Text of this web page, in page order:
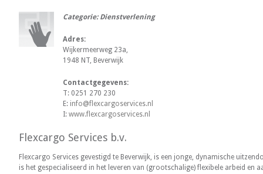
Categorie: Dienstverlening
Adres:
Wijkermeerweg 23a,
1948 NT, Beverwijk
Contactgegevens:
T: 0251 270 230
E: info@flexcargoservices.nl
I: www.flexcargoservices.nl
Flexcargo Services b.v.
Flexcargo Services gevestigd te Beverwijk, is een jonge, dynamische
is het gespecialiseerd in het leveren van (grootschalige) flexibele arbeid en